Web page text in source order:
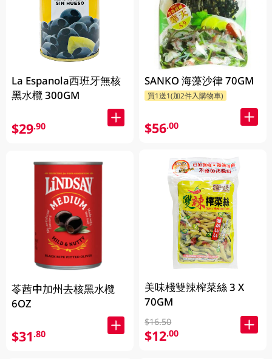
La Espanola西班牙無核
黑水欖 300GM
$29.90
苓莤中加州去核黑水欖
6OZ
$31.80
SANKO 海藻沙律 70GM
買1送1(加2件入購物車)
$56.00
美味棧雙辣榨菜絲 3 X
70GM
$16.50
$12.00